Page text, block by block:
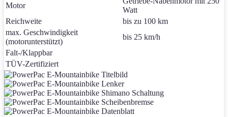
Motor
Watt
Reichweite
bis zu 100 km
max. Geschwindigkeit
(motorunterstützt)
bis 25 km/h
Falt-/Klappbar
TÜV-Zertifiziert